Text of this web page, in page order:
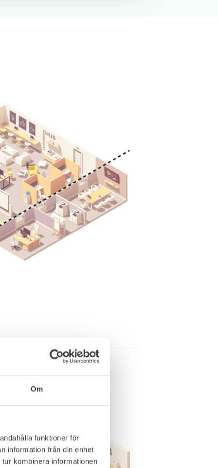
Om
funktioner för
information från din enhet
kombinera informationen